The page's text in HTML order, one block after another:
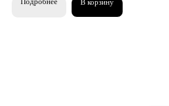
В корзину